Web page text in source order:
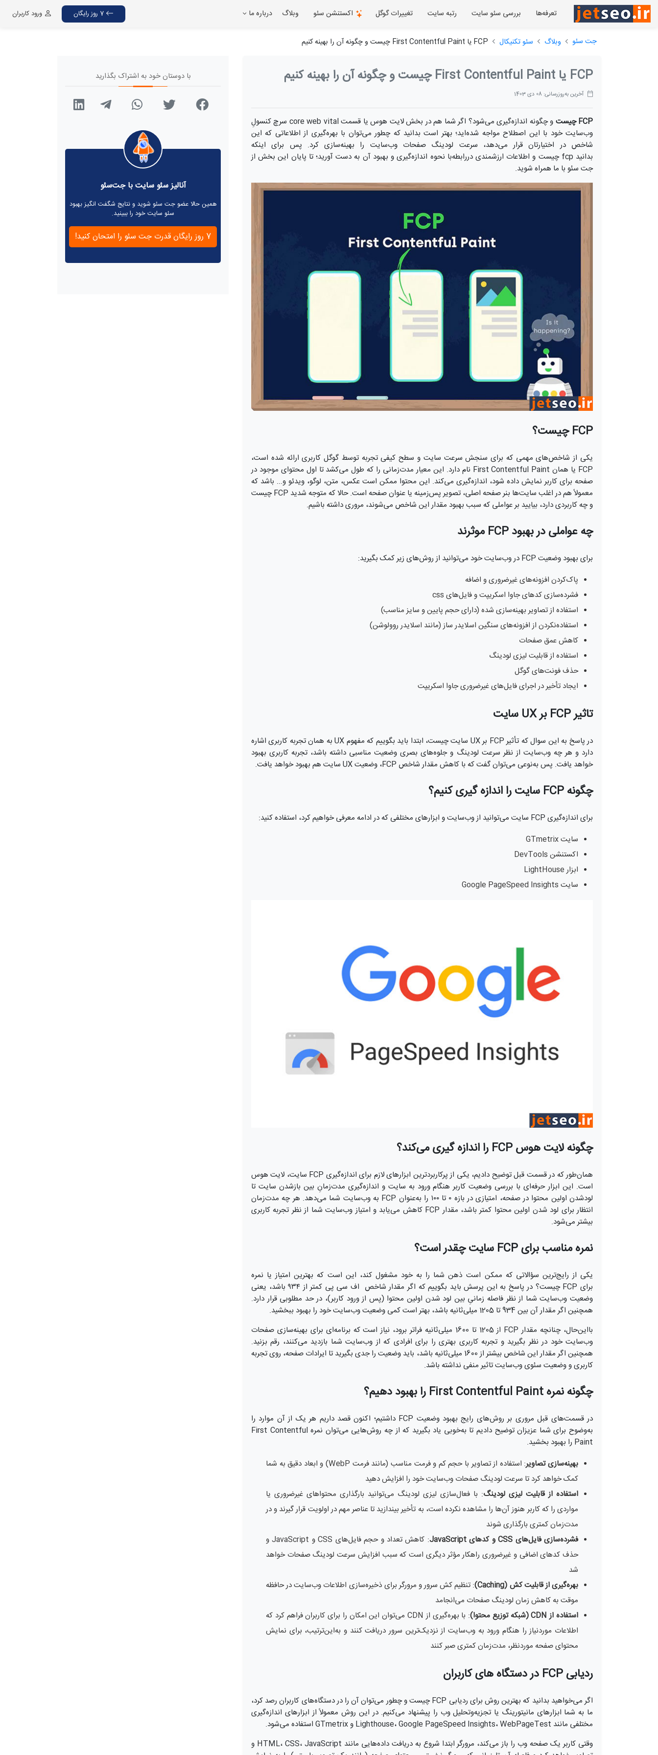
تعرفه‌ها بررسی سئو سایت رتبه سایت تغییرات گوگل اکستنشن سئو وبلاگ درباره ما ورود کاربران
جت سئو وبلاگ سئو تکنیکال FCP یا First Contentful Paint چیست و چگونه آن را بهینه کنیم
FCP یا First Contentful Paint چیست و چگونه آن را بهینه کنیم
آخرین به‌روزرسانی: 08 دی 1403
FCP چیست
و چگونه اندازه‌گیری می‌شود؟ اگر شما هم در بخش لایت هوس یا قسمت core web vital سرچ کنسولِ
وب‌سایت خود با این اصطلاح مواجه شده‌اید؛ بهتر است بدانید که چطور می‌توان با بهره‌گیری از اطلاعاتی که این
شاخص در اختیارتان قرار می‌دهد، سرعت لودینگ صفحات وب‌سایت را بهینه‌سازی کرد. پس برای اینکه
بدانید fcp چیست و اطلاعات ارزشمندی در‌رابطه‌با نحوه اندازه‌گیری و بهبود آن به دست آورید؛ تا پایان این بخش از
جت سئو با ما همراه شوید‌‌.
FCP چیست؟
یکی از شاخص‌های مهمی که برای سنجش سرعت سایت و سطح کیفی تجربه توسط گوگل کاربری ارائه شده است،
FCP یا همان First Contentful Paint نام دارد. این معیار مدت‌زمانی را که طول می‌کشد تا اول محتوای موجود در
صفحه برای کاربر نمایش داده شود، اندازه‌گیری می‌کند. این محتوا ممکن است عکس، متن، لوگو، ویدئو و... باشد که
معمولاً هم در اغلب سایت‌ها بنر صفحه اصلی، تصویر پس‌زمینه یا عنوان صفحه است. حالا که متوجه شدید FCP چیست
و چه کاربردی دارد، بیایید بر عواملی که سبب بهبود مقدار این شاخص می‌شوند، مروری داشته باشیم.
چه عواملی در بهبود FCP موثرند
برای بهبود وضعیت FCP در وب‌سایت خود می‌توانید از روش‌های زیر کمک بگیرید:
پاک‌کردن افزونه‌های غیرضروری و اضافه
فشرده‌سازی کدهای جاوا اسکریپت و فایل‌های css
استفاده از تصاویر بهینه‌سازی شده (دارای حجم پایین و سایز مناسب)
استفاده‌نکردن از افزونه‌های سنگین اسلایدر ساز (مانند اسلایدر روولوشن)
کاهش عمق صفحات
استفاده از قابلیت لیزی لودینگ
حذف فونت‌های گوگل
ایجاد تأخیر در اجرای فایل‌های غیرضروری جاوا اسکریپت
تاثیر FCP بر UX سایت
در پاسخ به این سوال که تأثیر FCP بر UX سایت چیست، ابتدا باید بگوییم که مفهوم UX به همان تجربه کاربری اشاره
دارد و هر چه وب‌سایت از نظر سرعت لودینگ و جلوه‌های بصری وضعیت مناسبی داشته باشد، تجربه کاربری بهبود
خواهد یافت. پس به‌نوعی می‌توان گفت که با کاهش مقدار شاخص FCP، وضعیت UX سایت هم بهبود خواهد یافت.
چگونه FCP سایت را اندازه گیری کنیم؟
برای اندازه‌گیری FCP سایت می‌توانید از وب‌سایت و ابزارهای مختلفی که در ادامه معرفی خواهیم کرد، استفاده کنید:
سایت GTmetrix
اکستنشن DevTools
ابزار LightHouse
سایت Google PageSpeed Insights
چگونه لایت هوس FCP را اندازه گیری می‌کند؟
همان‌طور که در قسمت قبل توضیح دادیم، یکی از پرکاربردترین ابزارهای لازم برای اندازه‌گیری FCP سایت، لایت هوس
است. این ابزار حرفه‌ای با بررسی وضعیت کاربر هنگام ورود به سایت و اندازه‌گیری مدت‌زمانِ بین بازشدن سایت تا
لودشدن اولین محتوا در صفحه، امتیازی در بازه ۰ تا ۱۰۰ را به‌عنوان FCP به وب‌سایت شما می‌دهد. هر چه مدت‌زمان
انتظار برای لود شدن اولین محتوا کمتر باشد، مقدار FCP کاهش می‌یابد و امتیاز وب‌سایت شما از نظر تجربه کاربری
بیشتر می‌شود.
نمره مناسب برای FCP سایت چقدر است؟
یکی از رایج‌ترین سؤالاتی که ممکن است ذهن شما را به خود مشغول کند، این است که بهترین امتیاز یا نمره
برای FCP چیست؟ در پاسخ به این پرسش باید بگوییم که اگر مقدار شاخص اف سی پی کمتر از ۹۳۴ باشد، یعنی
وضعیت وب‌سایت شما از نظر فاصله زمانیِ بین لود شدن اولین محتوا (پس از ورود کاربر)، در حد مطلوبی قرار دارد.
همچنین اگر مقدار آن بین 934 تا 1205 میلی‌ثانیه باشد، بهتر است کمی وضعیت وب‌سایت خود را بهبود ببخشید.
بااین‌حال، چنانچه مقدار FCP از 1205 تا 1600 میلی‌ثانیه فراتر برود، نیاز است که برنامه‌ای برای بهینه‌سازی صفحات
وب‌سایت خود در نظر بگیرید و تجربه کاربری بهتری را برای افرادی که از وب‌سایت شما بازدید می‌کنند، رقم بزنید.
همچنین اگر مقدار این شاخص بیشتر از 1600 میلی‌ثانیه باشد، باید وضعیت را جدی بگیرید تا ایرادات صفحه، روی تجربه
کاربری و وضعیت سئوی وب‌سایت تاثیر منفی نداشته باشد.
چگونه نمره First Contentful Paint را بهبود دهیم؟
در قسمت‌های قبل مروری بر روش‌های رایج بهبود وضعیت FCP داشتیم؛ اکنون قصد داریم هر یک از آن موارد را
به‌وضوح برای شما عزیزان توضیح دادیم تا به‌خوبی یاد بگیرید که از چه روش‌هایی می‌توان نمره First Contentful
Paint را بهبود بخشید.
بهینه‌سازی تصاویر
: استفاده از تصاویر با حجم کم و فرمت مناسب (مانند فرمت WebP) و ابعاد دقیق به شما
کمک خواهد کرد تا سرعت لودینگ صفحات وب‌سایت خود را افزایش دهید
استفاده از قابلیت لیزی لودینگ: با فعال‌سازی لیزی لودینگ می‌توانید بارگذاری محتواهای غیرضروری یا
مواردی را که کاربر هنوز آن‌ها را مشاهده نکرده است، به تأخیر بیندازید تا عناصر مهم در اولویت قرار گیرند و در
مدت‌زمان کمتری بارگذاری شوند
فشرده‌سازی فایل‌های CSS و کدهای JavaScript
: کاهش تعداد و حجم فایل‌های CSS و JavaScript و
حذف کدهای اضافی و غیرضروری راهکار مؤثر دیگری است که سبب افزایش سرعت لودینگ صفحات خواهد
شد
بهره‌گیری از قابلیت کش (Caching)
: تنظیم کش سرور و مرورگر برای ذخیره‌سازی اطلاعات وب‌سایت در حافظه
موقت به کاهش زمان لودینگ صفحات می‌انجامد
استفاده از CDN (شبکه توزیع محتوا)
: با بهره‌گیری از CDN می‌توان این امکان را برای کاربران فراهم کرد که
اطلاعات موردنیاز را هنگام ورود به وب‌سایت از نزدیک‌ترین سرور دریافت کنند و به‌این‌ترتیب، برای نمایش
محتوای صفحه موردنظر، مدت‌زمان کمتری صبر کنند
ردیابی FCP در دستگاه های کاربران
اگر می‌خواهید بدانید که بهترین روش برای ردیابی FCP چیست و چطور می‌توان آن را در دستگاه‌های کاربران رصد کرد،
ما به شما ابزارهای مانیتورینگ یا تجزیه‌وتحلیل وب را پیشنهاد می‌کنیم. در این روش معمولاً از ابزارهای اندازه‌گیری
مختلفی مانند Lighthouse، Google PageSpeed Insights، WebPageTest و GTmetrix استفاده می‌شود.
وقتی کاربر یک صفحه وب را باز می‌کند، مرورگر ابتدا شروع به دریافت داده‌هایی مانند HTML، CSS، JavaScript و
با دوستان خود به اشتراک بگذارید
آنالیز سئو سایت با جت‌سئو
همین حالا عضو جت سئو شوید و نتایج شگفت انگیز بهبود
سئو سایت خود را ببینید.
7 روز رایگان قدرت جت سئو را امتحان کنید!